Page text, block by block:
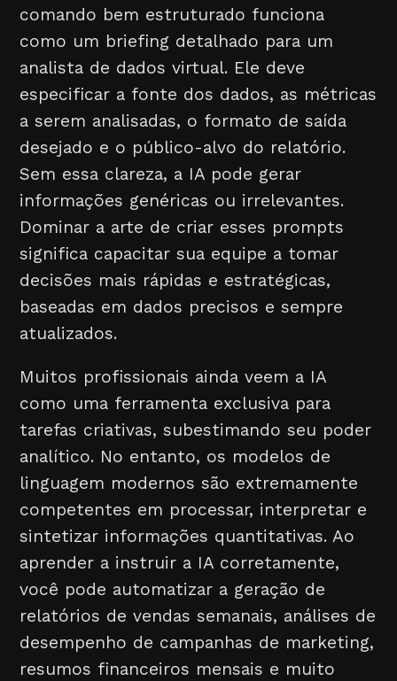
comando bem estruturado funciona
como um briefing detalhado para um
analista de dados virtual. Ele deve
especificar a fonte dos dados, as métricas
a serem analisadas, o formato de saída
desejado e o público-alvo do relatório.
Sem essa clareza, a IA pode gerar
informações genéricas ou irrelevantes.
Dominar a arte de criar esses prompts
significa capacitar sua equipe a tomar
decisões mais rápidas e estratégicas,
baseadas em dados precisos e sempre
atualizados.
Muitos profissionais ainda veem a IA
como uma ferramenta exclusiva para
tarefas criativas, subestimando seu poder
analítico. No entanto, os modelos de
linguagem modernos são extremamente
competentes em processar, interpretar e
sintetizar informações quantitativas. Ao
aprender a instruir a IA corretamente,
você pode automatizar a geração de
relatórios de vendas semanais, análises de
desempenho de campanhas de marketing,
resumos financeiros mensais e muito